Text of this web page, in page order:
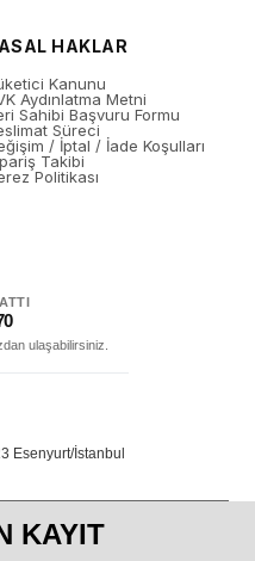
HAKLAR
Kanunu
Aydınlatma Metni
Sahibi Başvuru Formu
Süreci
/ İptal / İade Koşulları
Takibi
Politikası
ulaşabilirsiniz.
Esenyurt/İstanbul
KAYIT